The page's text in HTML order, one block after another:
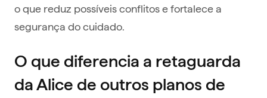
o que reduz possíveis conflitos e fortalece a
segurança do cuidado.
O que diferencia a retaguarda
da Alice de outros planos de